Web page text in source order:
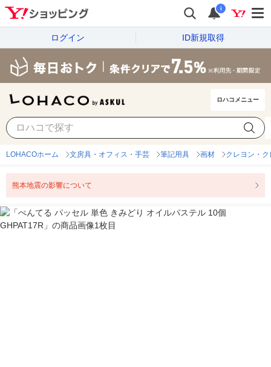
i
ログイン ID新規取得
ロハコメニュー
LOHACOホーム 文房具・オフィス・手芸 筆記用具 画材 クレヨン・
熊本地震の影響について